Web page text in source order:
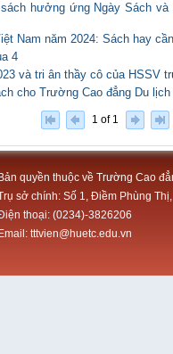
hưởng ứng Ngày Sách
Nam năm 2024: Sách hay
4
và tri ân thầy cô của HSSV
cho Trường Cao đẳng Du lịch
1 of 1
Bản quyền thuộc về Trường Cao
sở chính: Số 1, Điềm Phùng
thoại: (0234)-3826206
Email: tttvien@huetc.edu.vn